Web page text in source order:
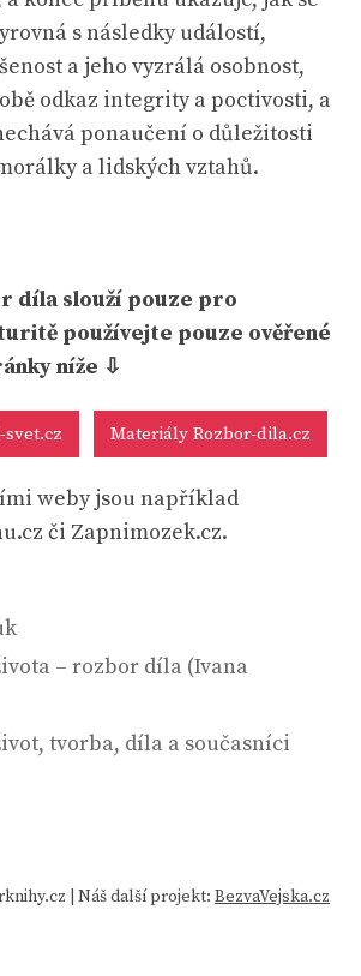
s následky událostí,
a jeho vyzrálá osobnost,
odkaz integrity a poctivosti, a
ponaučení o důležitosti
a lidských vztahů.
díla slouží pouze pro
používejte pouze ověřené
níže ⇩
Materiály Rozbor-dila.cz
weby jsou například
či Zapnimozek.cz.
– rozbor díla (Ivana
tvorba, díla a současníci
| Náš další projekt: BezvaVejska.cz